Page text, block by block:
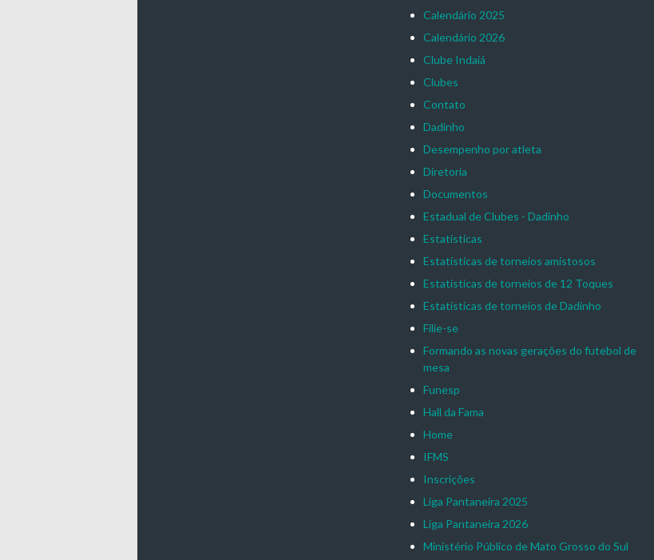
Calendário 2025
Calendário 2026
Clube Indaiá
Clubes
Contato
Dadinho
Desempenho por atleta
Diretoria
Documentos
Estadual de Clubes - Dadinho
Estatísticas
Estatísticas de torneios amistosos
Estatísticas de torneios de 12 Toques
Estatísticas de torneios de Dadinho
Filie-se
Formando as novas gerações do futebol de
mesa
Funesp
Hall da Fama
Home
IFMS
Inscrições
Liga Pantaneira 2025
Liga Pantaneira 2026
Ministério Público de Mato Grosso do Sul